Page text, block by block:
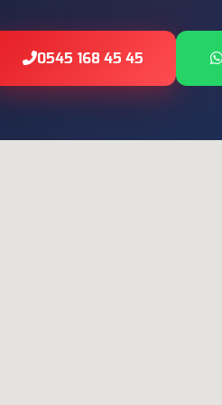
0545 168 45 45